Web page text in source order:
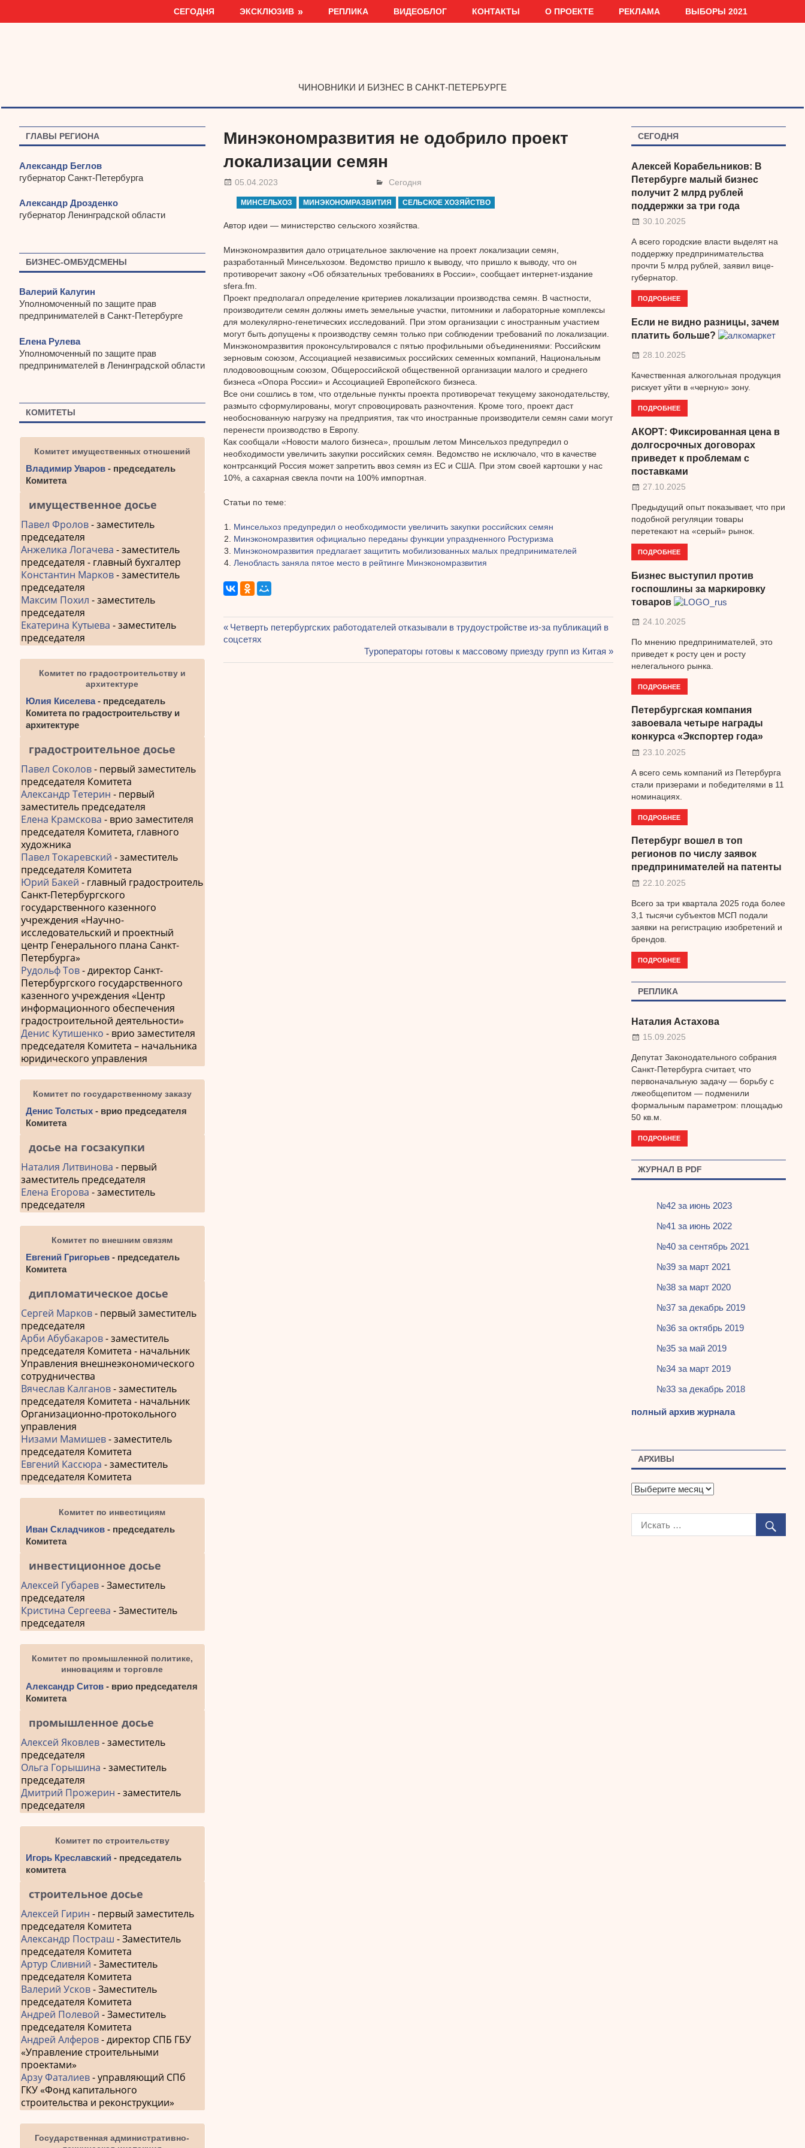
СЕГОДНЯ ЭКСКЛЮЗИВ РЕПЛИКА ВИДЕОБЛОГ КОНТАКТЫ О ПРОЕКТЕ РЕКЛАМА ВЫБОРЫ 2021
ЧИНОВНИКИ И БИЗНЕС В САНКТ-ПЕТЕРБУРГЕ
Минэкономразвития не одобрило проект
локализации семян
05.04.2023 Сегодня
МИНСЕЛЬХОЗ МИНЭКОНОМРАЗВИТИЯ СЕЛЬСКОЕ ХОЗЯЙСТВО
Автор идеи — министерство сельского хозяйства.
Минэкономразвития дало отрицательное заключение на проект локализации семян,
разработанный Минсельхозом. Ведомство пришло к выводу, что пришло к выводу, что он
противоречит закону «Об обязательных требованиях в России», сообщает интернет-издание
sfera.fm.
Проект предполагал определение критериев локализации производства семян. В частности,
производители семян должны иметь земельные участки, питомники и лабораторные комплексы
для молекулярно-генетических исследований. При этом организации с иностранным участием
могут быть допущены к производству семян только при соблюдении требований по локализации.
Минэкономразвития проконсультировался с пятью профильными объединениями: Российским
зерновым союзом, Ассоциацией независимых российских семенных компаний, Национальным
плодовоовощным союзом, Общероссийской общественной организации малого и среднего
бизнеса «Опора России» и Ассоциацией Европейского бизнеса.
Все они сошлись в том, что отдельные пункты проекта противоречат текущему законодательству,
размыто сформулированы, могут спровоцировать разночтения. Кроме того, проект даст
необоснованную нагрузку на предприятия, так что иностранные производители семян сами могут
перенести производство в Европу.
Как сообщали «Новости малого бизнеса», прошлым летом Минсельхоз предупредил о
необходимости увеличить закупки российских семян. Ведомство не исключало, что в качестве
контрсанкций Россия может запретить ввоз семян из ЕС и США. При этом своей картошки у нас
10%, а сахарная свекла почти на 100% импортная.
Статьи по теме:
Минсельхоз предупредил о необходимости увеличить закупки российских семян
Минэкономразвития официально переданы функции упраздненного Ростуризма
Минэкономразвития предлагает защитить мобилизованных малых предпринимателей
Ленобласть заняла пятое место в рейтинге Минэкономразвития
Навигация
по
Предыдущая
запись:
Четверть петербургских работодателей отказывали в трудоустройстве из-за публикаций в
соцсетях
Следующая
запись:
Туроператоры готовы к массовому приезду групп из Китая
ГЛАВЫ РЕГИОНА
Александр Беглов
губернатор Санкт-Петербурга
Александр Дрозденко
губернатор Ленинградской области
БИЗНЕС-ОМБУДСМЕНЫ
Валерий Калугин
Уполномоченный по защите прав
предпринимателей в Санкт-Петербурге
Елена Рулева
Уполномоченный по защите прав
предпринимателей в Ленинградской области
КОМИТЕТЫ
Комитет имущественных отношений
Владимир Уваров - председатель
Комитета
имущественное досье
Павел Фролов- заместитель
председателя
Анжелика Логачева - заместитель
председателя - главный бухгалтер
Константин Марков- заместитель
председателя
Максим Похил - заместитель
председателя
Екатерина Кутыева - заместитель
председателя
Комитет по градостроительству и
архитектуре
Юлия Киселева- председатель
Комитета по градостроительству и
архитектуре
градостроительное досье
Павел Соколов- первый заместитель
председателя Комитета
Александр Тетерин - первый
заместитель председателя
Елена Крамскова - врио заместителя
председателя Комитета, главного
художника
Павел Токаревский - заместитель
председателя Комитета
Юрий Бакей - главный градостроитель
Санкт-Петербургского
государственного казенного
учреждения «Научно-
исследовательский и проектный
центр Генерального плана Санкт-
Петербурга»
Рудольф Тов- директор Санкт-
Петербургского государственного
казенного учреждения «Центр
информационного обеспечения
градостроительной деятельности»
Денис Кутишенко - врио заместителя
председателя Комитета – начальника
юридического управления
Комитет по государственному заказу
Денис Толстых - врио председателя
Комитета
досье на госзакупки
Наталия Литвинова - первый
заместитель председателя
Елена Егорова - заместитель
председателя
Комитет по внешним связям
Евгений Григорьев - председатель
Комитета
дипломатическое досье
Сергей Марков- первый заместитель
председателя
Арби Абубакаров- заместитель
председателя Комитета - начальник
Управления внешнеэкономического
сотрудничества
Вячеслав Калганов- заместитель
председателя Комитета - начальник
Организационно-протокольного
управления
Низами Мамишев- заместитель
председателя Комитета
Евгений Кассюра - заместитель
председателя Комитета
Комитет по инвестициям
Иван Складчиков - председатель
Комитета
инвестиционное досье
Алексей Губарев- Заместитель
председателя
Кристина Сергеева - Заместитель
председателя
Комитет по промышленной политике,
инновациям и торговле
Александр Ситов - врио председателя
Комитета
промышленное досье
Алексей Яковлев- заместитель
председателя
Ольга Горышина - заместитель
председателя
Дмитрий Прожерин - заместитель
председателя
Комитет по строительству
Игорь Креславский - председатель
комитета
строительное досье
Алексей Гирин - первый заместитель
председателя Комитета
Александр Постраш - Заместитель
председателя Комитета
Артур Сливний - Заместитель
председателя Комитета
Валерий Усков- Заместитель
председателя Комитета
Андрей Полевой - Заместитель
председателя Комитета
Андрей Алферов- директор СПБ ГБУ
«Управление строительными
проектами»
Арзу Фаталиев- управляющий СПб
ГКУ «Фонд капитального
строительства и реконструкции»
Государственная административно-
СЕГОДНЯ
Алексей Корабельников: В
Петербурге малый бизнес
получит 2 млрд рублей
поддержки за три года
30.10.2025
А всего городские власти выделят на
поддержку предпринимательства
прочти 5 млрд рублей, заявил вице-
губернатор.
ПОДРОБНЕЕ
Если не видно разницы, зачем
платить больше?
28.10.2025
Качественная алкогольная продукция
рискует уйти в «черную» зону.
ПОДРОБНЕЕ
АКОРТ: Фиксированная цена в
долгосрочных договорах
приведет к проблемам с
поставками
27.10.2025
Предыдущий опыт показывает, что при
подобной регуляции товары
перетекают на «серый» рынок.
ПОДРОБНЕЕ
Бизнес выступил против
госпошлины за маркировку
товаров
24.10.2025
По мнению предпринимателей, это
приведет к росту цен и росту
нелегального рынка.
ПОДРОБНЕЕ
Петербургская компания
завоевала четыре награды
конкурса «Экспортер года»
23.10.2025
А всего семь компаний из Петербурга
стали призерами и победителями в 11
номинациях.
ПОДРОБНЕЕ
Петербург вошел в топ
регионов по числу заявок
предпринимателей на патенты
22.10.2025
Всего за три квартала 2025 года более
3,1 тысячи субъектов МСП подали
заявки на регистрацию изобретений и
брендов.
ПОДРОБНЕЕ
РЕПЛИКА
Наталия Астахова
15.09.2025
Депутат Законодательного собрания
Санкт-Петербурга считает, что
первоначальную задачу — борьбу с
лжеобщепитом — подменили
формальным параметром: площадью
50 кв.м.
ПОДРОБНЕЕ
ЖУРНАЛ В PDF
№42 за июнь 2023
№41 за июнь 2022
№40 за сентябрь 2021
№39 за март 2021
№38 за март 2020
№37 за декабрь 2019
№36 за октябрь 2019
№35 за май 2019
№34 за март 2019
№33 за декабрь 2018
полный архив журнала
АРХИВЫ
А
х
в